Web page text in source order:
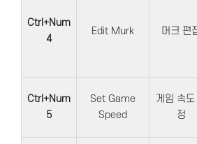
Ctrl+Num
4
Edit Murk 머크 편
Ctrl+Num
5
Set Game
Speed
게임 속도
정